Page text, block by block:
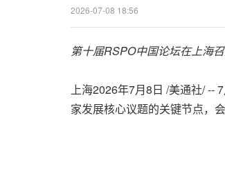
2026-07-08 18:56
第十届RSPO中国论坛在上海
上海2026年7月8日 /美通社/ --
家发展核心议题的关键节点，